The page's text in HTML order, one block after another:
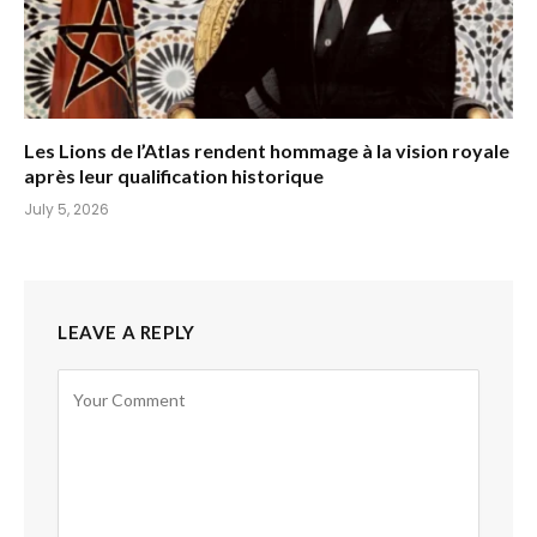
Les Lions de l’Atlas rendent hommage à la vision royale
après leur qualification historique
July 5, 2026
LEAVE A REPLY